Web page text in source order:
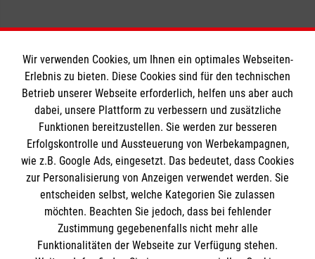
Informationen
Impressum
Datenschutz
Kontakt
Barrierefreiheit
Die Malteser
Malteser in Deutschland
Malteserorden
Spendenkonto
Wir verwenden Cookies, um Ihnen ein optimales Webseiten-
Erlebnis zu bieten. Diese Cookies sind für den technischen
Betrieb unserer Webseite erforderlich, helfen uns aber auch
dabei, unsere Plattform zu verbessern und zusätzliche
Funktionen bereitzustellen. Sie werden zur besseren
Erfolgskontrolle und Aussteuerung von Werbekampagnen,
wie z.B. Google Ads, eingesetzt. Das bedeutet, dass Cookies
zur Personalisierung von Anzeigen verwendet werden. Sie
entscheiden selbst, welche Kategorien Sie zulassen
möchten. Beachten Sie jedoch, dass bei fehlender
Zustimmung gegebenenfalls nicht mehr alle
Funktionalitäten der Webseite zur Verfügung stehen.